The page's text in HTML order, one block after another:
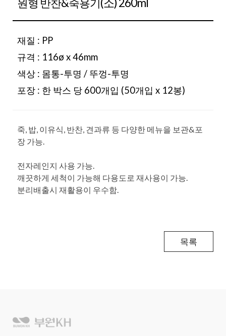
원형 반찬&죽용기(소) 260ml
재질 : PP
규격 : 116ø x 46mm
색상 : 몸통-투명 / 뚜껑-투명
포장 : 한 박스 당 600개입 (50개입 x 12봉)
죽, 밥, 이유식, 반찬, 견과류 등 다양한 메뉴을 보관&포
장 가능.
전자레인지 사용 가능.
깨끗하게 세척이 가능해 다용도로 재사용이 가능.
분리배출시 재활용이 우수함.
목록